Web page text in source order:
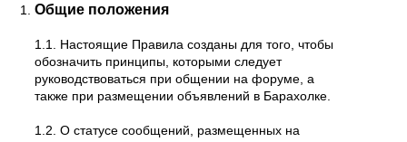
Общие положения
1.1. Настоящие Правила созданы для того, чтобы
обозначить принципы, которыми следует
руководствоваться при общении на форуме, а
также при размещении объявлений в Барахолке.
1.2. О статусе сообщений, размещенных на